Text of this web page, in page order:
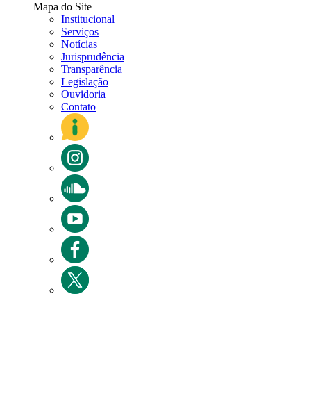
Mapa do Site
Institucional
Serviços
Notícias
Jurisprudência
Transparência
Legislação
Ouvidoria
Contato